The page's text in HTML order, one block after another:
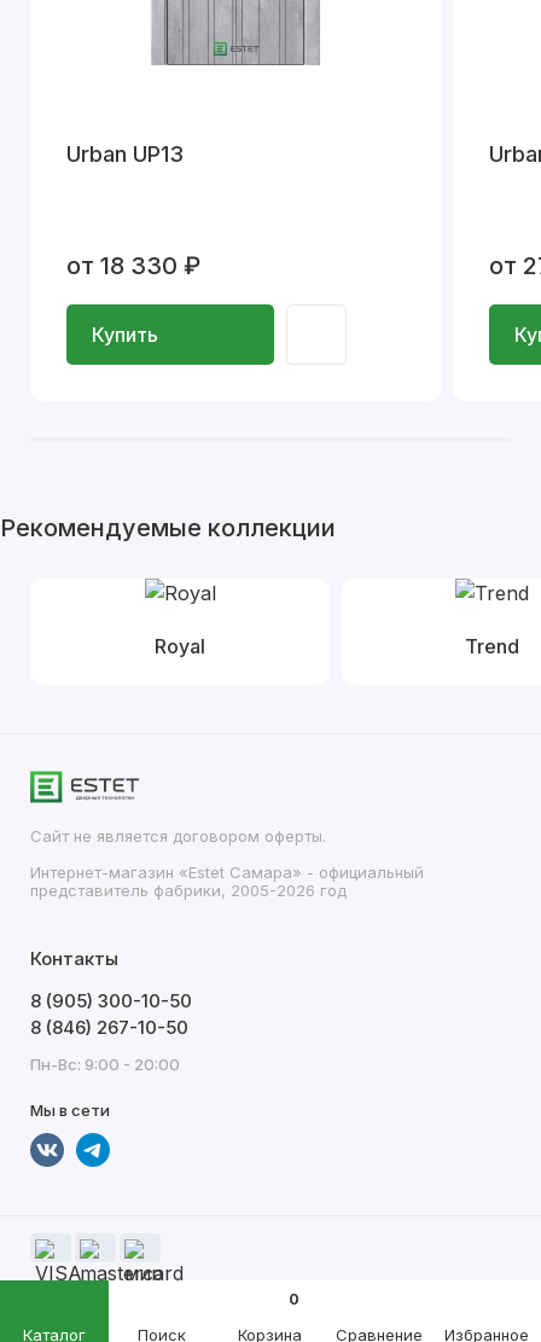
Каталог Поиск Корзина
0
Сравнение Избранное
Urban UP13
от 18 330 ₽
Купить
от
Рекомендуемые коллекции
Royal Trend
Сайт не является договором оферты.
Интернет-магазин «Estet Самара» - официальный
представитель фабрики, 2005-2026 год
Контакты
8 (905) 300-10-50
8 (846) 267-10-50
Пн-Вс: 9:00 - 20:00
Мы в сети